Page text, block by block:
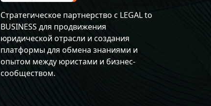
Стратегическое партнерство с LEGAL to
BUSINESS для продвижения
юридической отрасли и создания
платформы для обмена знаниями и
опытом между юристами и бизнес-
сообществом.